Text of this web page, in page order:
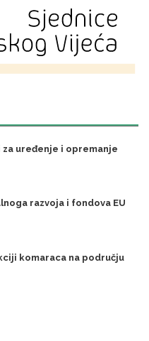
uređenje i opremanje
razvoja i fondova EU
komaraca na području